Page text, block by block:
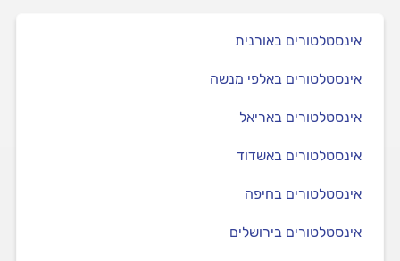
אינסטלטורים באורנית
אינסטלטורים באלפי מנשה
אינסטלטורים באריאל
אינסטלטורים באשדוד
אינסטלטורים בחיפה
אינסטלטורים בירושלים